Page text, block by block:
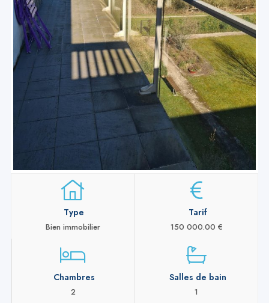
Type
Bien immobilier
Tarif
150 000.00 €
Chambres
2
Salles de bain
1